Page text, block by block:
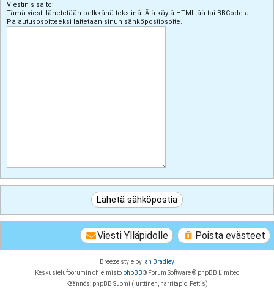
Viestin sisältö:
Tämä viesti lähetetään pelkkänä tekstinä. Älä käytä HTML:ää tai BBCode:a.
Palautusosoitteeksi laitetaan sinun sähköpostiosoite.
Poista evästeet
Viesti Ylläpidolle
Breeze style by Ian Bradley
Keskustelufoorumin ohjelmisto phpBB® Forum Software © phpBB Limited
Käännös: phpBB Suomi (lurttinen, harritapio, Pettis)